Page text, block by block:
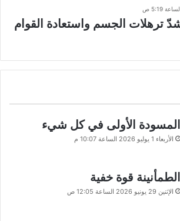
ترهلات الجسم واستعادة القوام
المسودة الأولى في كل شيء
الأربعاء 1 يوليو 2026 الساعة 10:07 م
الطمأنينة قوة خفية
الإثنين 29 يونيو 2026 الساعة 12:05 ص